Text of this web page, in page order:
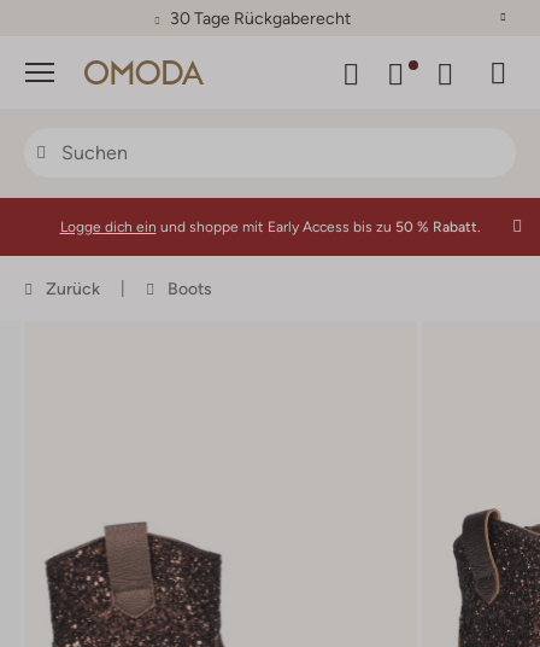
30 Tage Rückgaberecht
Menü
Logge dich ein und shoppe mit Early Access bis zu 50 % Rabatt.
Zurück Boots